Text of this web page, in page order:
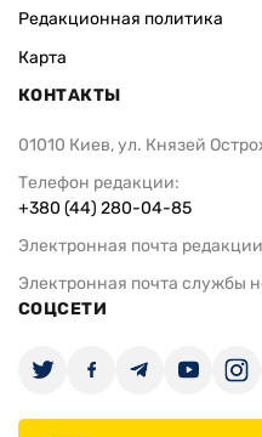
Редакционная политика
Карта
КОНТАКТЫ
01010 Киев, ул. Князей
Телефон редакции:
+380 (44) 280-04-85
Электронная почта
Электронная почта службы
СОЦСЕТИ